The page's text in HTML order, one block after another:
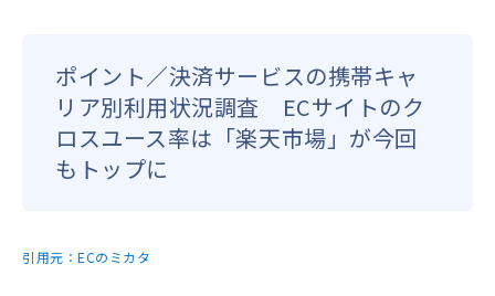
ポイント／決済サービスの携帯キャ
リア別利用状況調査 ECサイトのク
ロスユース率は「楽天市場」が今回
もトップに
引用元：ECのミカタ